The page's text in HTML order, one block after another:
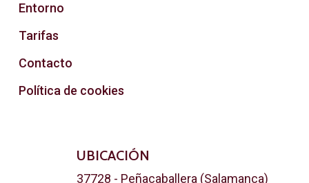
Entorno
Tarifas
Contacto
Política de cookies
UBICACIÓN
37728 - Peñacaballera (Salamanca)